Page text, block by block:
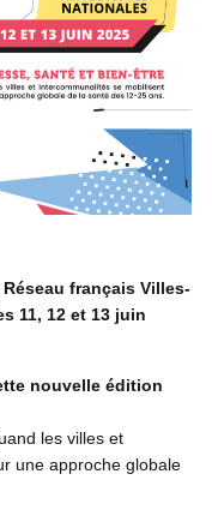
français Villes-
11, 12 et 13 juin
nouvelle édition
les villes et
une approche globale